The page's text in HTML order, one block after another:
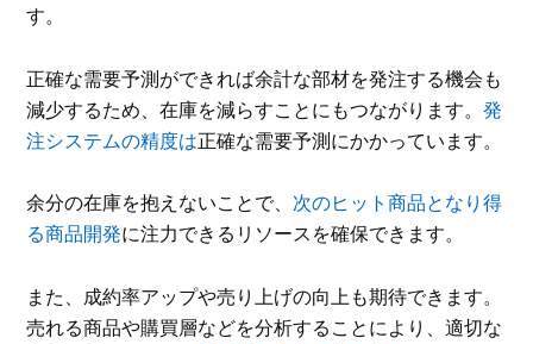
す。
正確な需要予測ができれば余計な部材を発注する機会も
減少するため、在庫を減らすことにもつながります。発
注システムの精度は正確な需要予測にかかっています。
余分の在庫を抱えないことで、 次のヒット商品となり得
る商品開発に注力できるリソースを確保できます。
また、成約率アップや売り上げの向上も期待できます。
売れる商品や購買層などを分析することにより、適切な